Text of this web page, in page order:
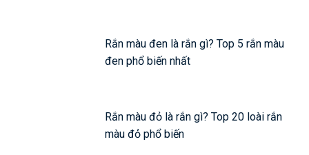
Rắn màu đen là rắn gì? Top 5 rắn màu
đen phổ biến nhất
Rắn màu đỏ là rắn gì? Top 20 loài rắn
màu đỏ phổ biến